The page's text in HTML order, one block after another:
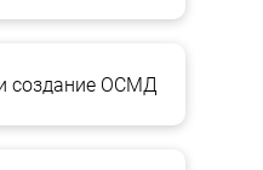
договора, заключенного
предусмотрена п. 1
создание ОСМД